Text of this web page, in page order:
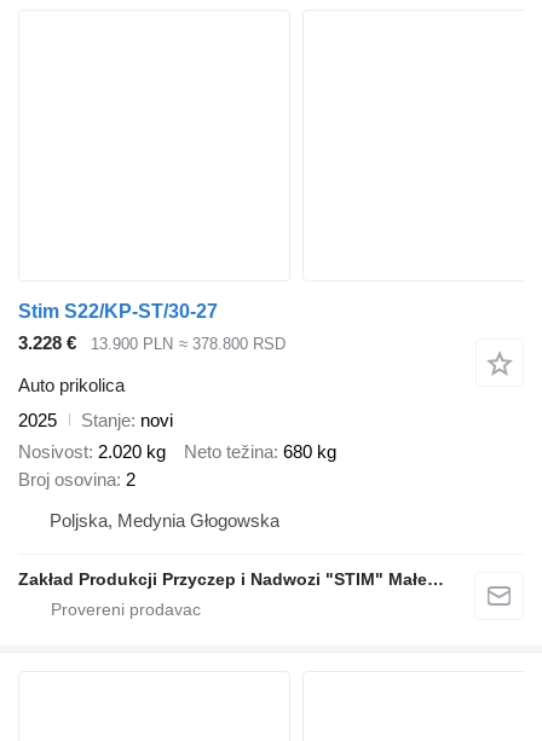
Stim S22/KP-ST/30-27
3.228 €
13.900 PLN ≈ 378.800 RSD
Auto prikolica
2025
Stanje novi
Nosivost 2.020 kg Neto težina 680 kg
Broj osovina 2
Poljska, Medynia Głogowska
Zakład Produkcji Przyczep i Nadwozi "STIM" Małecki s.j.